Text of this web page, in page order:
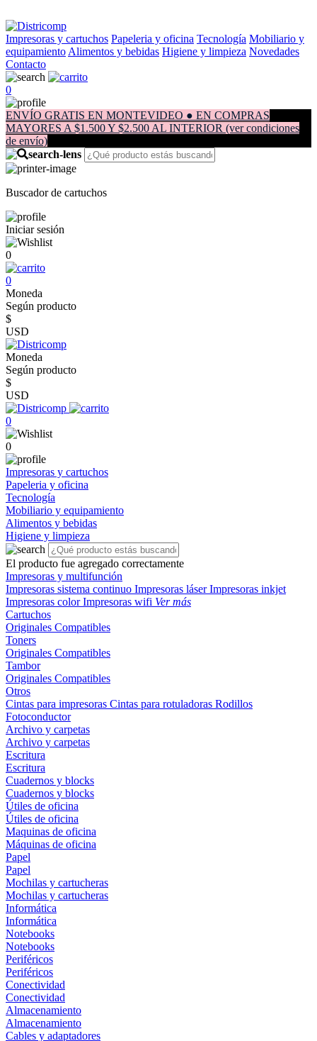
Impresoras y cartuchos Papeleria y oficina Tecnología Mobiliario y
equipamiento Alimentos y bebidas Higiene y limpieza Novedades
Contacto
0
ENVÍO GRATIS EN MONTEVIDEO ● EN COMPRAS
MAYORES A $1.500 Y $2.500 AL INTERIOR (ver condiciones
de envío)
Buscador de cartuchos
Iniciar sesión
0
0
Moneda
Según producto
$
USD
Moneda
Según producto
$
USD
0
0
Impresoras y cartuchos
Papeleria y oficina
Tecnología
Mobiliario y equipamiento
Alimentos y bebidas
Higiene y limpieza
El producto fue agregado correctamente
Impresoras y multifunción
Impresoras sistema continuo Impresoras láserImpresoras inkjet
Impresoras colorImpresoras wifi Ver más
Cartuchos
Originales Compatibles
Toners
Originales Compatibles
Tambor
Originales Compatibles
Otros
Cintas para impresoras Cintas para rotuladoras Rodillos
Fotoconductor
Archivo y carpetas
Archivo y carpetas
Escritura
Escritura
Cuadernos y blocks
Cuadernos y blocks
Útiles de oficina
Útiles de oficina
Maquinas de oficina
Máquinas de oficina
Papel
Papel
Mochilas y cartucheras
Mochilas y cartucheras
Informática
Informática
Notebooks
Notebooks
Periféricos
Periféricos
Conectividad
Conectividad
Almacenamiento
Almacenamiento
Cables y adaptadores